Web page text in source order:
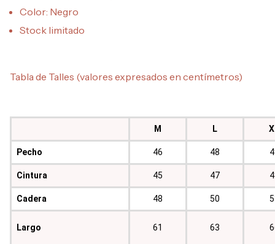
Color: Negro
Stock limitado
Tabla de Talles (valores expresados en centímetros)
M L
Pecho 46 48
Cintura 45 47
Cadera 48 50
Largo 61 63